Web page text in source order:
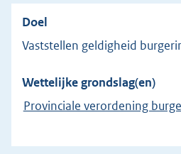
Doel
Vaststellen geldigheid
Wettelijke grondslag(en)
Provinciale verordening